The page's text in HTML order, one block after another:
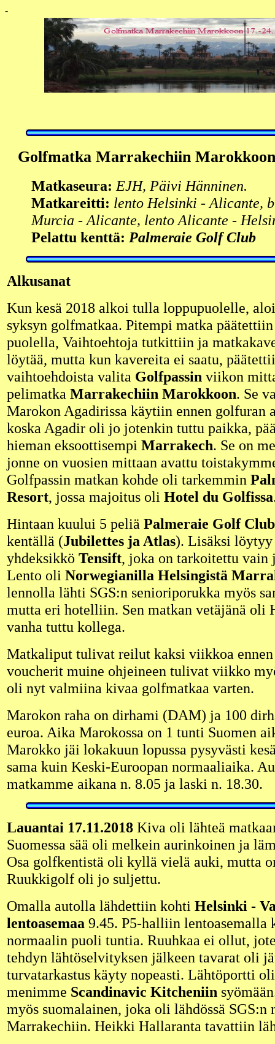
-
Golfmatka Marrakechiin Marokkoon
Matkaseura: EJH, Päivi Hänninen.
Matkareitti: lento Helsinki - Alicante,
Murcia - Alicante, lento Alicante -
Pelattu kenttä: Palmeraie Golf Club
Alkusanat
Kun kesä 2018 alkoi tulla loppupuolelle,
syksyn golfmatkaa. Pitempi matka
puolella, Vaihtoehtoja tutkittiin ja
löytää, mutta kun kavereita ei saatu,
vaihtoehdoista valita Golfpassin viikon
pelimatka Marrakechiin Marokkoon. Se
Marokon Agadirissa käytiin ennen golfuran
koska Agadir oli jo jotenkin tuttu paikka,
hieman eksoottisempi Marrakech. Se on
jonne on vuosien mittaan avattu
Golfpassin matkan kohde oli tarkemmin
Resort, jossa majoitus oli Hotel du Golfissa
Hintaan kuului 5 peliä Palmeraie Golf
kentällä (Jubilettes ja Atlas). Lisäksi löytyy
yhdeksikkö Tensift, joka on tarkoitettu vain
Lento oli Norwegianilla Helsingistä
lennolla lähti SGS:n senioriporukka myös
mutta eri hotelliin. Sen matkan vetäjänä oli
vanha tuttu kollega.
Matkaliput tulivat reilut kaksi viikkoa ennen
voucherit muine ohjeineen tulivat viikko
oli nyt valmiina kivaa golfmatkaa varten.
Marokon raha on dirhami (DAM) ja 100
euroa. Aika Marokossa on 1 tunti Suomen
Marokko jäi lokakuun lopussa pysyvästi
sama kuin Keski-Euroopan normaaliaika.
matkamme aikana n. 8.05 ja laski n. 18.30.
Lauantai 17.11.2018 Kiva oli lähteä
Suomessa sää oli melkein aurinkoinen ja
Osa golfkentistä oli kyllä vielä auki, mutta
Ruukkigolf oli jo suljettu.
Omalla autolla lähdettiin kohti Helsinki -
lentoasemaa 9.45. P5-halliin lentoasemalla
normaalin puoli tuntia. Ruuhkaa ei ollut,
tehdyn lähtöselvityksen jälkeen tavarat oli
turvatarkastus käyty nopeasti. Lähtöportti
menimme Scandinavic Kitcheniin
myös suomalainen, joka oli lähdössä SGS:n
Marrakechiin. Heikki Hallaranta tavattiin